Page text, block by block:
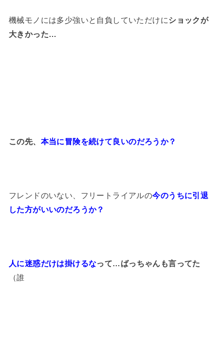
機械モノには多少強いと自負していただけにショックが
大きかった…
この先、 本当に冒険を続けて良いのだろうか？
フレンドのいない、フリートライアルの今のうちに引退
した方がいいのだろうか？
人に迷惑だけは掛けるなって…ばっちゃんも言ってた
（誰